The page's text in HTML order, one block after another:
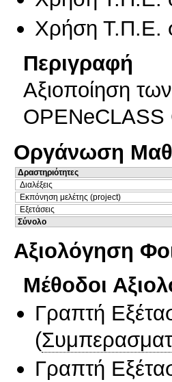
Χρήση Τ.Π.Ε.
Περιγραφή
Αξιοποίηση
Οργάνωση
Δραστηριότητες
Διαλέξεις
Εκπόνηση μελέτης (project)
Εξετάσεις
Σύνολο
Αξιολόγηση
Μέθοδοι
Γραπτή
(
Γραπτή